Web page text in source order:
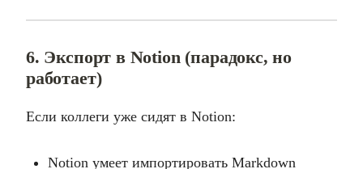
6. Экспорт в Notion (парадокс, но
работает)
Если коллеги уже сидят в Notion:
Notion умеет импортировать Markdown